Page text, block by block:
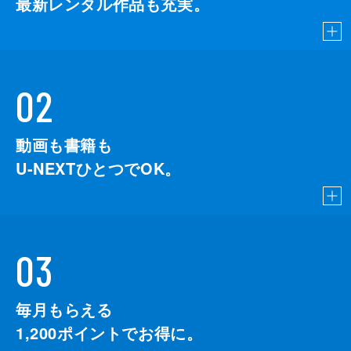
02
動画も書籍も
U-NEXTひとつでOK。
03
毎月もらえる
1,200ポイントでお得に。